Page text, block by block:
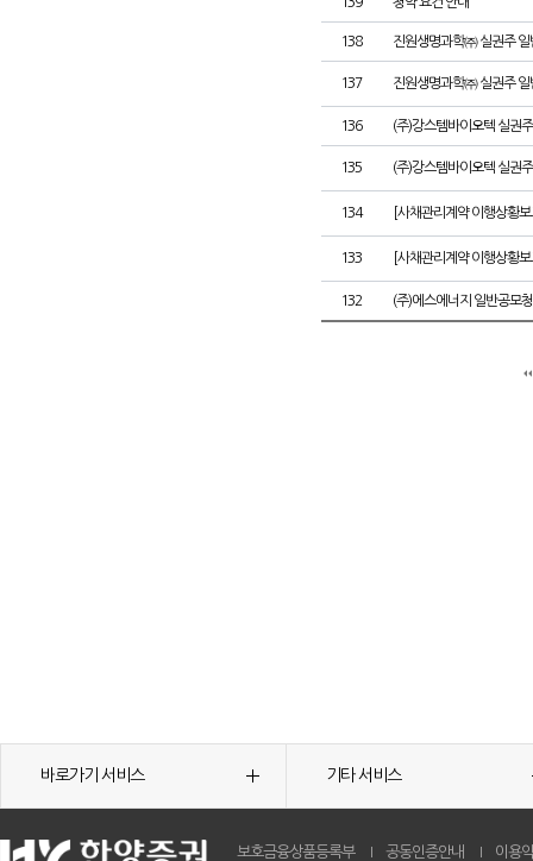
138 진원생명과학㈜ 실권주 일
137 진원생명과학㈜ 실권주 일
136 (주)강스템바이오텍 실권
135 (주)강스템바이오텍 실권
134 [사채관리계약 이행상황
133 [사채관리계약 이행상황
132 (주)에스에너지 일반공모
바로가기 서비스 기타 서비스
보호금융상품등록부 공동인증안내 이용